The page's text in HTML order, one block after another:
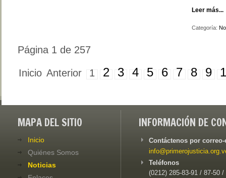
Leer más...
Categoría:
Página 1 de 257
Inicio Anterior 1 2 3 4 5 6 7 8 9
MAPA DEL SITIO
Inicio
Quiénes Somos
Noticias
INFORMACIÓN DE
Contáctenos por
Teléfonos
(0212) 285-83-91 / 87-50 /